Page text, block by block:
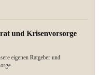
und Krisenvorsorge
eigenen Ratgeber und